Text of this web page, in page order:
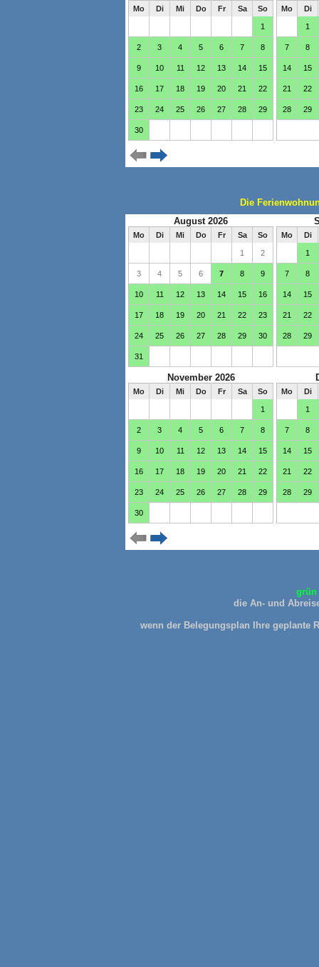
Die
grün
die An- und
wenn der Belegungsplan Ihre geplante